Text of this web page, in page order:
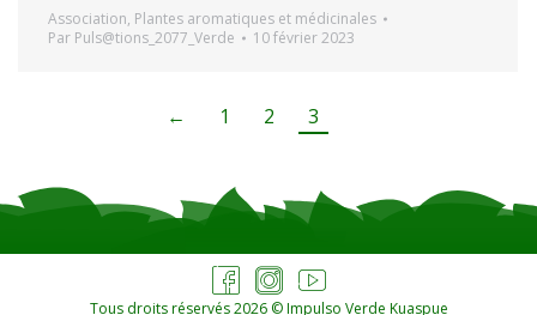
Association, Plantes aromatiques et médicinales
Par Puls@tions_2077_Verde 10 février 2023
← 1 2 3
Tous droits réservés 2026 © Impulso Verde Kuaspue